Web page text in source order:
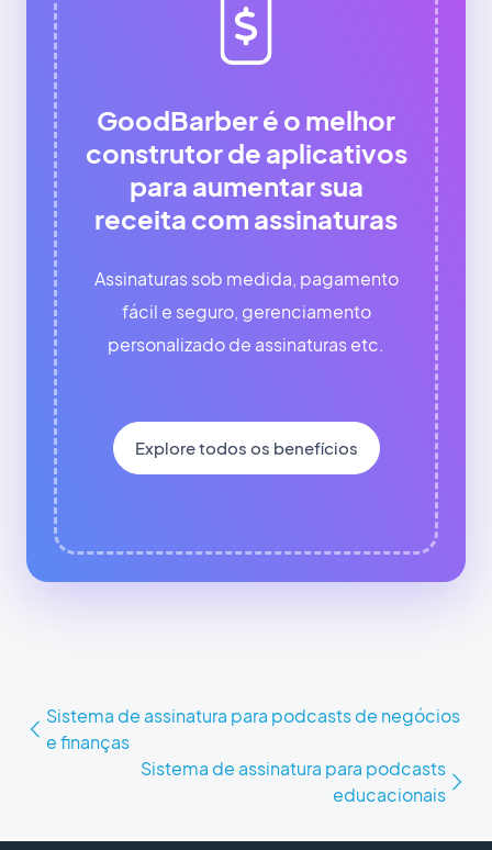
GoodBarber é o melhor
construtor de aplicativos
para aumentar sua
receita com assinaturas
Assinaturas sob medida, pagamento
fácil e seguro, gerenciamento
personalizado de assinaturas etc.
Explore todos os benefícios
Sistema de assinatura para podcasts de negócios
e finanças
Sistema de assinatura para podcasts
educacionais